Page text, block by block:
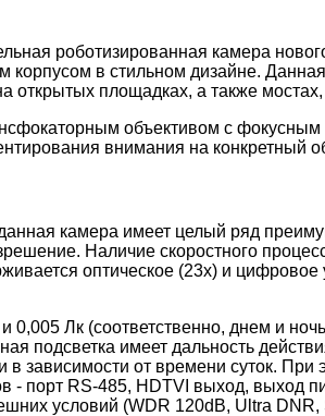
роботизированная камера
корпусом в стильном дизайне.
открытых площадках, а также
объективом с
внимания на конкретный
камера имеет целый ряд
Наличие скоростного
оптическое (23х) и
и 0,005 Лк (соответственно, днем и
подсветка имеет дальность
в зависимости от времени суток.
порт RS-485, HDTVI выход, выход
условий (WDR 120dB, Ultra